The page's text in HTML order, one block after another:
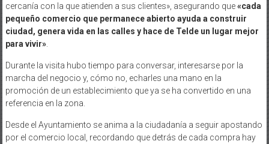
cercanía con la que atienden a sus clientes», asegurando que«cada
pequeño comercio que permanece abierto ayuda a construir
ciudad, genera vida en las calles y hace de Telde un lugar mejor
para vivir».
Durante la visita hubo tiempo para conversar, interesarse por la
marcha del negocio y, cómo no, echarles una mano en la
promoción de un establecimiento que ya se ha convertido en una
referencia en la zona.
Desde el Ayuntamiento se anima a la ciudadanía a seguir apostando
por el comercio local, recordando que detrás de cada compra hay